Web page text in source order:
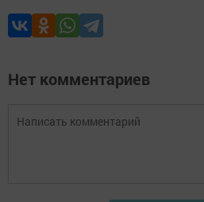
Нет комментариев